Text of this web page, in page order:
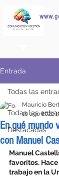
Entrada
Todas las
Destacadas
Todas las
En qué mundo
con Manuel
Mauricio
10 ago 2022
Manuel
favoritos.
trabajo en la